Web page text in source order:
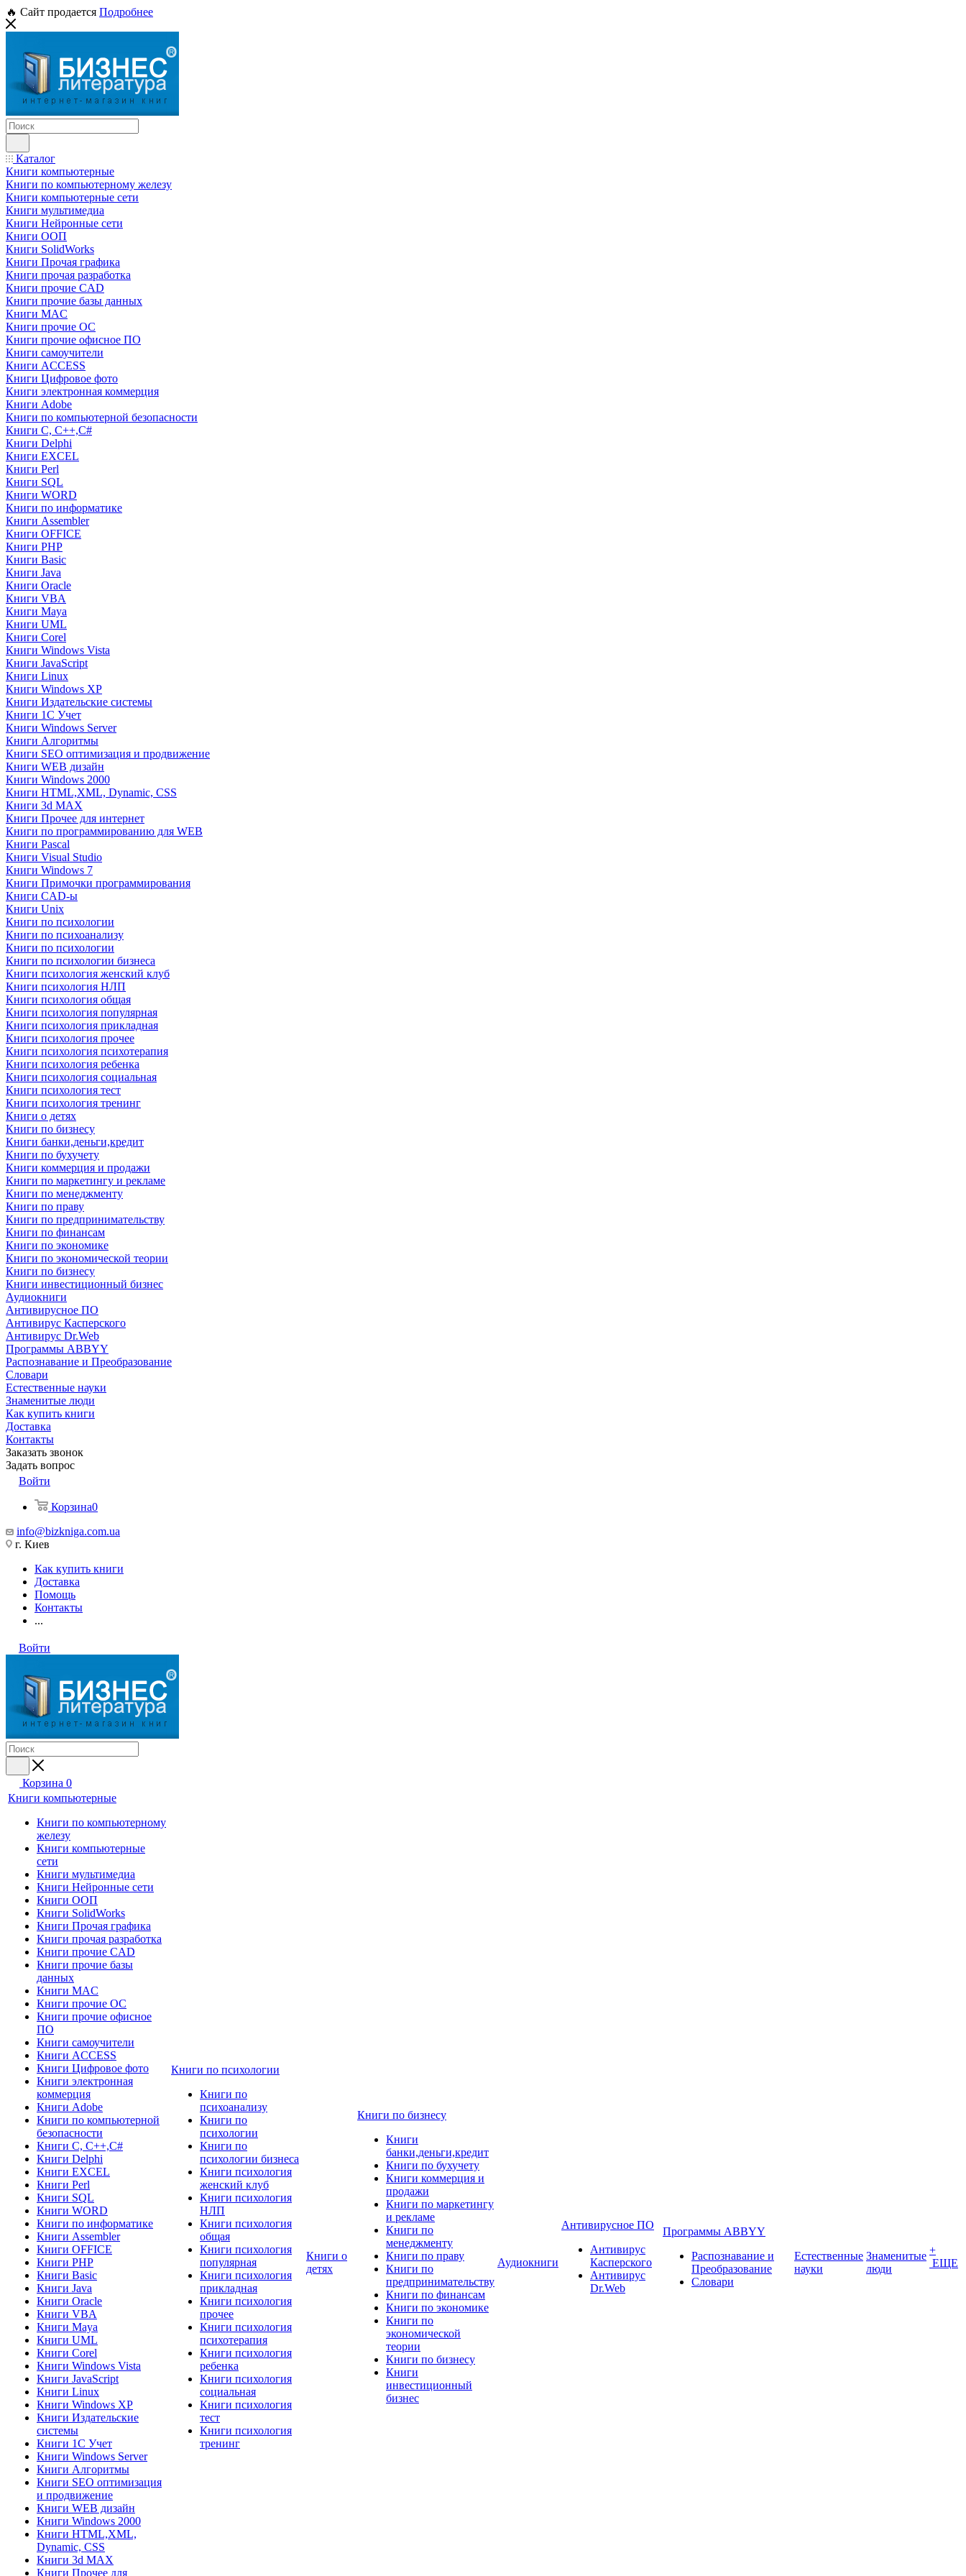
🔥 Сайт продается Подробнее
Каталог
Книги компьютерные
Книги по компьютерному железу
Книги компьютерные сети
Книги мультимедиа
Книги Нейронные сети
Книги ООП
Книги SolidWorks
Книги Прочая графика
Книги прочая разработка
Книги прочие CAD
Книги прочие базы данных
Книги MAC
Книги прочие ОС
Книги прочие офисное ПО
Книги самоучители
Книги ACCESS
Книги Цифровое фото
Книги электронная коммерция
Книги Adobe
Книги по компьютерной безопасности
Книги C, C++,С#
Книги Delphi
Книги EXCEL
Книги Perl
Книги SQL
Книги WORD
Книги по информатике
Книги Assembler
Книги OFFICE
Книги PHP
Книги Basic
Книги Java
Книги Oracle
Книги VBA
Книги Maya
Книги UML
Книги Corel
Книги Windows Vista
Книги JavaScript
Книги Linux
Книги Windows XP
Книги Издательские системы
Книги 1C Учет
Книги Windows Server
Книги Алгоритмы
Книги SEO оптимизация и продвижение
Книги WEB дизайн
Книги Windows 2000
Книги HTML,XML, Dynamic, CSS
Книги 3d MAX
Книги Прочее для интернет
Книги по программированию для WEB
Книги Pascal
Книги Visual Studio
Книги Windows 7
Книги Примочки программирования
Книги CAD-ы
Книги Unix
Книги по психологии
Книги по психоанализу
Книги по психологии
Книги по психологии бизнеса
Книги психология женский клуб
Книги психология НЛП
Книги психология общая
Книги психология популярная
Книги психология прикладная
Книги психология прочее
Книги психология психотерапия
Книги психология ребенка
Книги психология социальная
Книги психология тест
Книги психология тренинг
Книги о детях
Книги по бизнесу
Книги банки,деньги,кредит
Книги по бухучету
Книги коммерция и продажи
Книги по маркетингу и рекламе
Книги по менеджменту
Книги по праву
Книги по предпринимательству
Книги по финансам
Книги по экономике
Книги по экономической теории
Книги по бизнесу
Книги инвестиционный бизнес
Аудиокниги
Антивирусное ПО
Антивирус Касперского
Антивирус Dr.Web
Программы ABBYY
Распознавание и Преобразование
Словари
Естественные науки
Знаменитые люди
Как купить книги
Доставка
Контакты
Заказать звонок
Задать вопрос
Войти
Корзина0
info@bizkniga.com.ua
г. Киев
Как купить книги
Доставка
Помощь
Контакты
...
Войти
Корзина 0
Книги компьютерные
Книги по компьютерному
железу
Книги компьютерные
сети
Книги мультимедиа
Книги Нейронные сети
Книги ООП
Книги SolidWorks
Книги Прочая графика
Книги прочая разработка
Книги прочие CAD
Книги прочие базы
данных
Книги MAC
Книги прочие ОС
Книги прочие офисное
ПО
Книги самоучители
Книги ACCESS
Книги Цифровое фото
Книги электронная
коммерция
Книги Adobe
Книги по компьютерной
безопасности
Книги C, C++,С#
Книги Delphi
Книги EXCEL
Книги Perl
Книги SQL
Книги WORD
Книги по информатике
Книги Assembler
Книги OFFICE
Книги PHP
Книги Basic
Книги Java
Книги Oracle
Книги VBA
Книги Maya
Книги UML
Книги Corel
Книги Windows Vista
Книги JavaScript
Книги Linux
Книги Windows XP
Книги Издательские
системы
Книги 1C Учет
Книги Windows Server
Книги Алгоритмы
Книги SEO оптимизация
и продвижение
Книги WEB дизайн
Книги Windows 2000
Книги HTML,XML,
Dynamic, CSS
Книги 3d MAX
Книги Прочее для
Книги по психологии
Книги по
психоанализу
Книги по
психологии
Книги по
психологии бизнеса
Книги психология
женский клуб
Книги психология
НЛП
Книги психология
общая
Книги психология
популярная
Книги психология
прикладная
Книги психология
прочее
Книги психология
психотерапия
Книги психология
ребенка
Книги психология
социальная
Книги психология
тест
Книги психология
тренинг
Книги о
детях
Книги по бизнесу
Книги
банки,деньги,кредит
Книги по бухучету
Книги коммерция и
продажи
Книги по маркетингу
и рекламе
Книги по
менеджменту
Книги по праву
Книги по
предпринимательству
Книги по финансам
Книги по экономике
Книги по
экономической
теории
Книги по бизнесу
Книги
инвестиционный
бизнес
Аудиокниги
Антивирусное ПО
Антивирус
Касперского
Антивирус
Dr.Web
Программы ABBYY
Распознавание и
Преобразование
Словари
Естественные
науки
Знаменитые
люди
+
ЕЩЕ